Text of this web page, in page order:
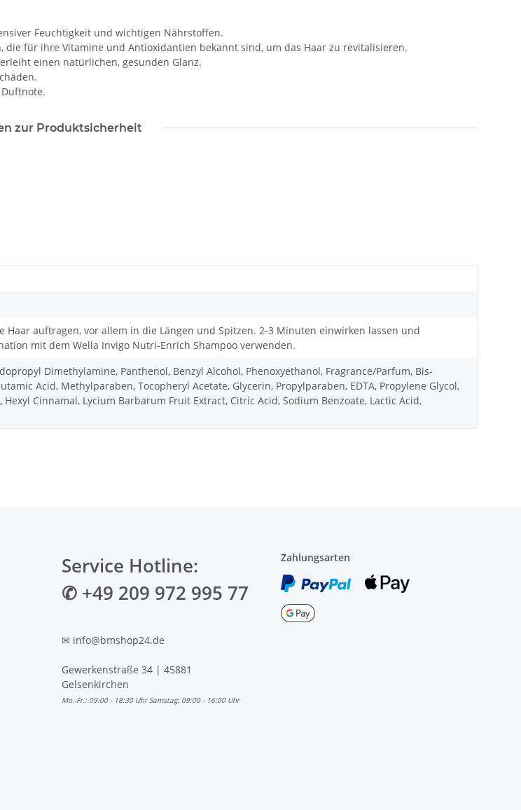
Feuchtigkeit und wichtigen Nährstoffen.
die für ihre Vitamine und Antioxidantien bekannt sind, um das Haar zu revitalisieren.
einen natürlichen, gesunden Glanz.
zur Produktsicherheit
Haar auftragen, vor allem in die Längen und Spitzen. 2-3 Minuten einwirken lassen und
mit dem Wella Invigo Nutri-Enrich Shampoo verwenden.
Dimethylamine, Panthenol, Benzyl Alcohol, Phenoxyethanol, Fragrance/Parfum, Bis-
Acid, Methylparaben, Tocopheryl Acetate, Glycerin, Propylparaben, EDTA, Propylene Glycol,
Cinnamal, Lycium Barbarum Fruit Extract, Citric Acid, Sodium Benzoate, Lactic Acid,
Service Hotline:
✆ +49 209 972 995 77
✉ info@bmshop24.de
Gewerkenstraße 34 | 45881
Gelsenkirchen
Mo.-Fr.: 09:00 - 18:30 Uhr Samstag: 09:00 - 16:00 Uhr
Zahlungsarten